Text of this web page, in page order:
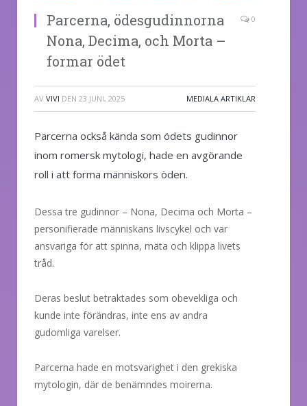
Parcerna, ödesgudinnorna
Nona, Decima, och Morta –
formar ödet
0
AV VIVI DEN 23 JUNI, 2025 MEDIALA ARTIKLAR
Parcerna också kända som ödets gudinnor
inom romersk mytologi, hade en avgörande
roll i att forma människors öden.
Dessa tre gudinnor – Nona, Decima och Morta –
personifierade människans livscykel och var
ansvariga för att spinna, mäta och klippa livets
tråd.
Deras beslut betraktades som obevekliga och
kunde inte förändras, inte ens av andra
gudomliga varelser.
Parcerna hade en motsvarighet i den grekiska
mytologin, där de benämndes moirerna.